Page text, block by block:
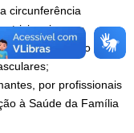
circunferência
com
ao tabaco como fator
por profissionais
à Saúde da Família